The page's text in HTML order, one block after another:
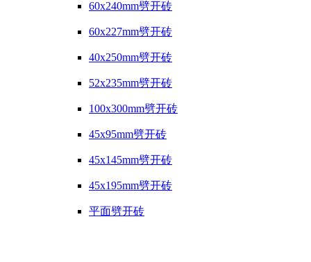
60x240mm劈开砖
60x227mm劈开砖
40x250mm劈开砖
52x235mm劈开砖
100x300mm劈开砖
45x95mm劈开砖
45x145mm劈开砖
45x195mm劈开砖
平面劈开砖